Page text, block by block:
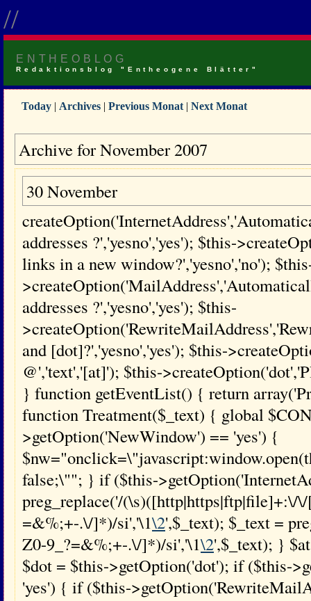
//
ENTHEOBLOG
Redaktionsblog "Entheogene Blätter"
Today | Archives | Previous Monat | Next Monat
Archive for November 2007
30 November
addresses ?','yesno','yes'); $this-
links in a new window?','yesno','no');
addresses ?','yesno','yes'); $this-
and [dot]?','yesno','yes'); $this-
@','text','[at]'); $this-
} function getEventList() { return
function Treatment($_text) { global
>getOption('NewWindow') == 'yes') {
false;\""; } if ($this-
preg_replace('/(\s)([http|https|ftp|file]+:\/
=&%;+-.\/]*)/si','\1\2',$_text); $_text =
Z0-9_?=&%;+-.\/]*)/si','\1\2',$_text); }
$dot = $this->getOption('dot'); if ($this-
'yes') { if ($this-